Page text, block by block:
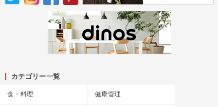
カテゴリー一覧
食・料理 健康管理